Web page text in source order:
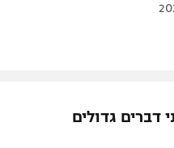
דברים גדולים